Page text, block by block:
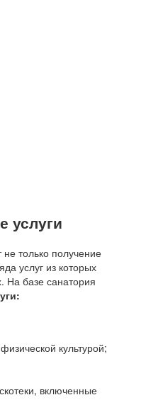
услуги
только получение
услуг из которых
На базе санатория
культурой;
включенные